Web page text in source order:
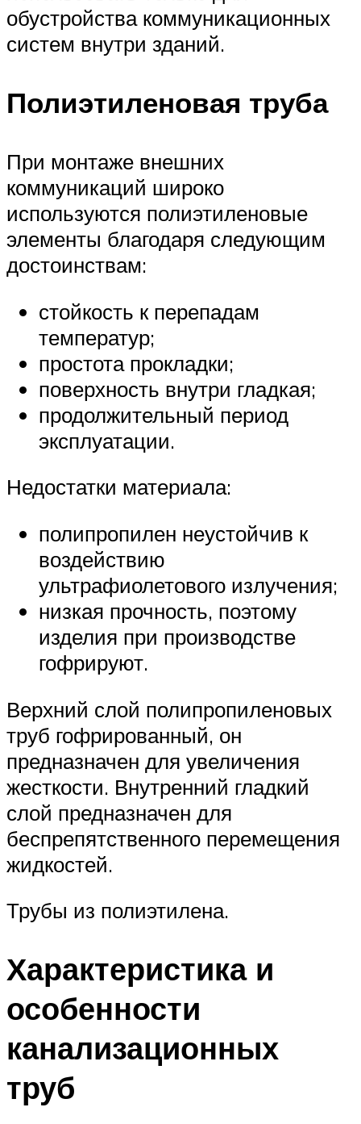
обустройства коммуникационных
систем внутри зданий.
Полиэтиленовая труба
При монтаже внешних
коммуникаций широко
используются полиэтиленовые
элементы благодаря следующим
достоинствам:
стойкость к перепадам
температур;
простота прокладки;
поверхность внутри гладкая;
продолжительный период
эксплуатации.
Недостатки материала:
полипропилен неустойчив к
воздействию
ультрафиолетового излучения;
низкая прочность, поэтому
изделия при производстве
гофрируют.
Верхний слой полипропиленовых
труб гофрированный, он
предназначен для увеличения
жесткости. Внутренний гладкий
слой предназначен для
беспрепятственного перемещения
жидкостей.
Трубы из полиэтилена.
Характеристика и
особенности
канализационных
труб